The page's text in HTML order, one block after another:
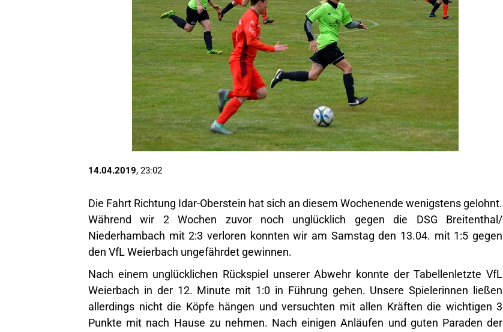
14.04.2019, 23:02
Die Fahrt Richtung Idar-Oberstein hat sich an diesem Wochenende wenigstens gelohnt.
Während wir 2 Wochen zuvor noch unglücklich gegen die DSG Breitenthal/
Niederhambach mit 2:3 verloren konnten wir am Samstag den 13.04. mit 1:5 gegen
den VfL Weierbach ungefährdet gewinnen.
Nach einem unglücklichen Rückspiel unserer Abwehr konnte der Tabellenletzte VfL
Weierbach in der 12. Minute mit 1:0 in Führung gehen. Unsere Spielerinnen ließen
allerdings nicht die Köpfe hängen und versuchten mit allen Kräften die wichtigen 3
Punkte mit nach Hause zu nehmen. Nach einigen Anläufen und guten Paraden der